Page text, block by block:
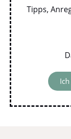
Tipps,